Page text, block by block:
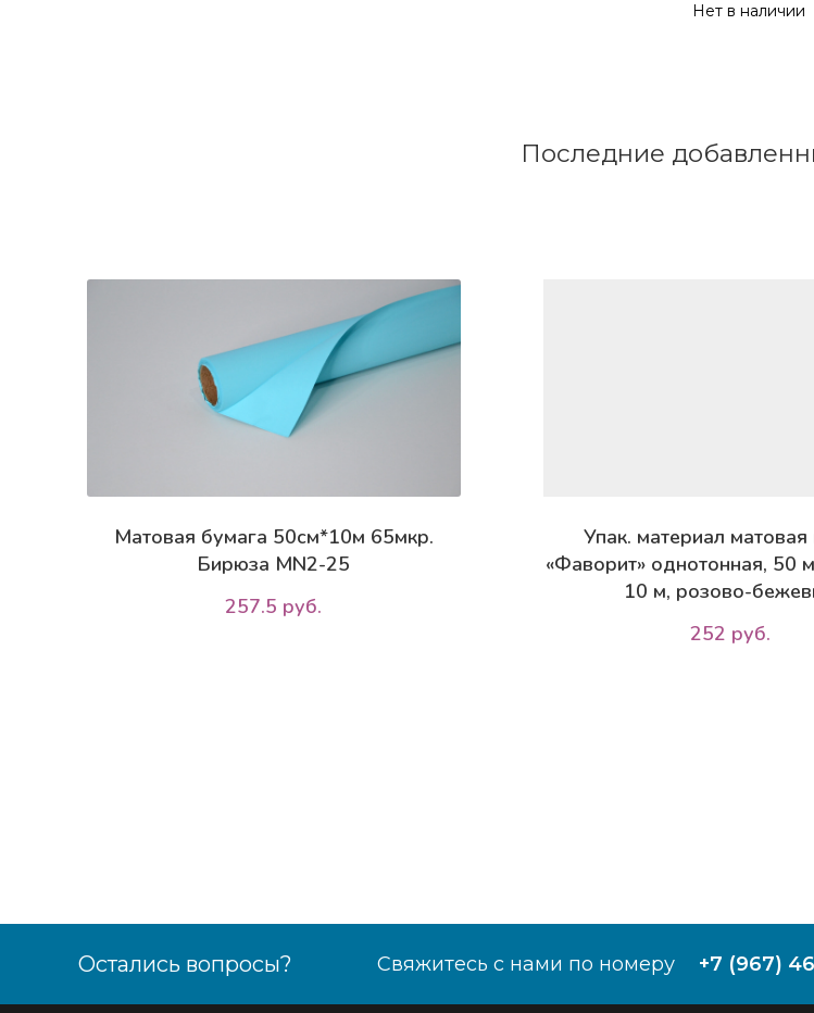
Нет в наличии
Последние
Матовая бумага 50см*10м 65мкр.
Бирюза MN2-25
257.5 руб.
Упак. материал матовая
«Фаворит» однотонная, 50
10 м, розово-
252 руб.
Остались вопросы? Свяжитесь с нами по номеру +7 (967)